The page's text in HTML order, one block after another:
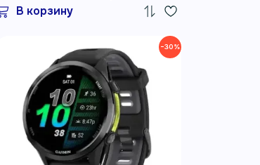
В корзину
−30%